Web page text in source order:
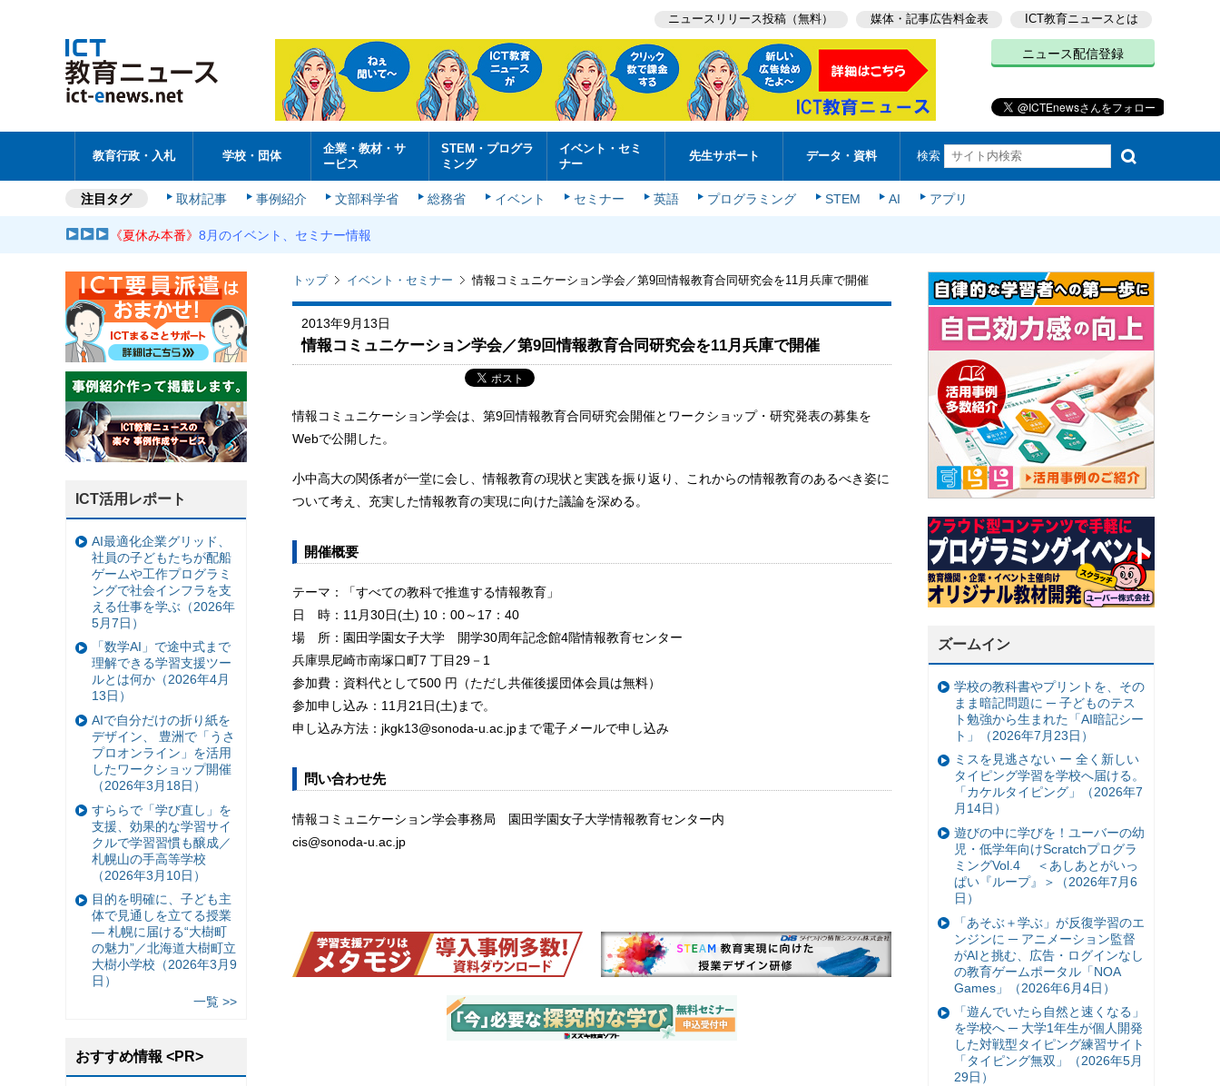
ニュースリリース投稿（無料） 媒体・記事広告料金表 ICT教育ニュースとは
ニュース配信登録
教育行政・入札 学校・団体
企業・教材・サ
ービス
STEM・プログラ
ミング
イベント・セミ
ナー
先生サポート データ・資料 検索
注目タグ 取材記事 事例紹介 文部科学省 総務省 イベント セミナー 英語 プログラミング STEM AI アプリ
《夏休み本番》8月のイベント、セミナー情報
トップ イベント・セミナー 情報コミュニケーション学会／第9回情報教育合同研究会を11月兵庫で開催
2013年9月13日
情報コミュニケーション学会／第9回情報教育合同研究会を11月兵庫で開催
情報コミュニケーション学会は、第9回情報教育合同研究会開催とワークショップ・研究発表の募集を
Webで公開した。
小中高大の関係者が一堂に会し、情報教育の現状と実践を振り返り、これからの情報教育のあるべき姿に
ついて考え、充実した情報教育の実現に向けた議論を深める。
開催概要
テーマ：「すべての教科で推進する情報教育」
日 時：11月30日(土) 10：00～17：40
場 所：園田学園女子大学 開学30周年記念館4階情報教育センター
兵庫県尼崎市南塚口町7 丁目29－1
参加費：資料代として500 円（ただし共催後援団体会員は無料）
参加申し込み：11月21日(土)まで。
申し込み方法：jkgk13@sonoda-u.ac.jpまで電子メールで申し込み
問い合わせ先
情報コミュニケーション学会事務局 園田学園女子大学情報教育センター内
cis@sonoda-u.ac.jp
ズームイン
学校の教科書やプリントを、その
まま暗記問題に ─ 子どものテス
ト勉強から生まれた「AI暗記シー
ト」（2026年7月23日）
ミスを見逃さない ー 全く新しい
タイピング学習を学校へ届ける。
「カケルタイピング」（2026年7
月14日）
遊びの中に学びを！ユーバーの幼
児・低学年向けScratchプログラ
ミングVol.4 ＜あしあとがいっ
ぱい『ループ』＞（2026年7月6
日）
「あそぶ＋学ぶ」が反復学習のエ
ンジンに ─ アニメーション監督
がAIと挑む、広告・ログインなし
の教育ゲームポータル「NOA
Games」（2026年6月4日）
「遊んでいたら自然と速くなる」
を学校へ ─ 大学1年生が個人開発
した対戦型タイピング練習サイト
「タイピング無双」（2026年5月
29日）
ICT活用レポート
AI最適化企業グリッド、
社員の子どもたちが配船
ゲームや工作プログラミ
ングで社会インフラを支
える仕事を学ぶ（2026年
5月7日）
「数学AI」で途中式まで
理解できる学習支援ツー
ルとは何か（2026年4月
13日）
AIで自分だけの折り紙を
デザイン、 豊洲で「うさ
プロオンライン」を活用
したワークショップ開催
（2026年3月18日）
すららで「学び直し」を
支援、効果的な学習サイ
クルで学習習慣も醸成／
札幌山の手高等学校
（2026年3月10日）
目的を明確に、子ども主
体で見通しを立てる授業
— 札幌に届ける“大樹町
の魅力”／北海道大樹町立
大樹小学校（2026年3月9
日）
一覧 >>
おすすめ情報 <PR>